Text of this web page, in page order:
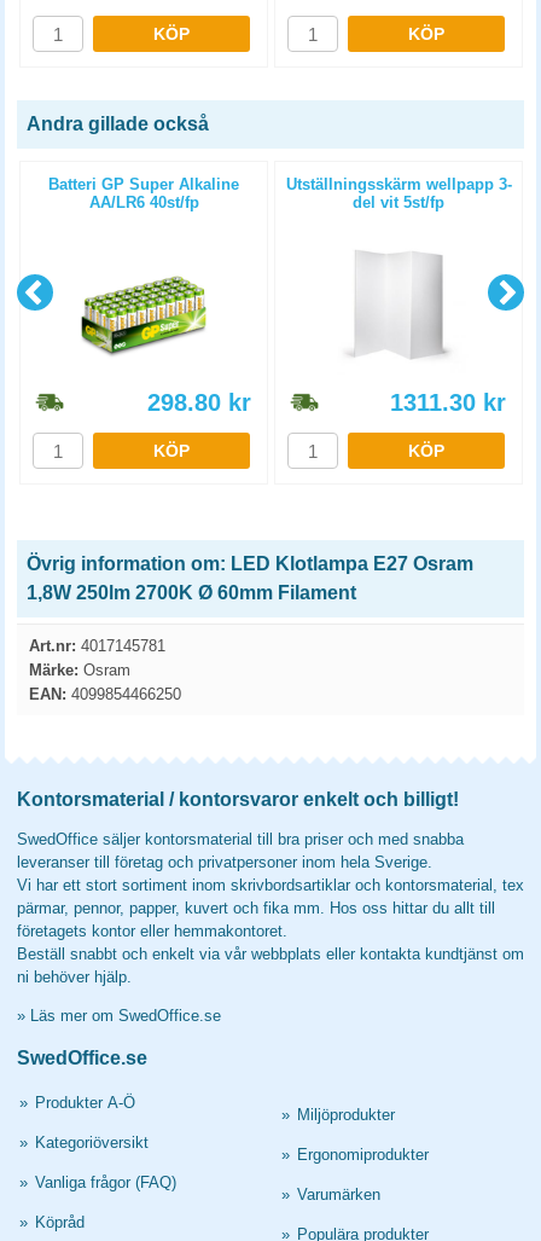
KÖP KÖP
Andra gillade också
Batteri GP Super Alkaline
AA/LR6 40st/fp
298.80 kr
KÖP
Utställningsskärm wellpapp 3-
del vit 5st/fp
1311.30 kr
KÖP
Övrig information om: LED Klotlampa E27 Osram
1,8W 250lm 2700K Ø 60mm Filament
Art.nr: 4017145781
Märke: Osram
EAN: 4099854466250
Kontorsmaterial / kontorsvaror enkelt och billigt!
SwedOffice säljer kontorsmaterial till bra priser och med snabba
leveranser till företag och privatpersoner inom hela Sverige.
Vi har ett stort sortiment inom skrivbordsartiklar och kontorsmaterial, tex
pärmar, pennor, papper, kuvert och fika mm. Hos oss hittar du allt till
företagets kontor eller hemmakontoret.
Beställ snabbt och enkelt via vår webbplats eller kontakta kundtjänst om
ni behöver hjälp.
» Läs mer om SwedOffice.se
SwedOffice.se
» Produkter A-Ö
» Kategoriöversikt
» Vanliga frågor (FAQ)
» Köpråd
» Miljöprodukter
» Ergonomiprodukter
» Varumärken
» Populära produkter